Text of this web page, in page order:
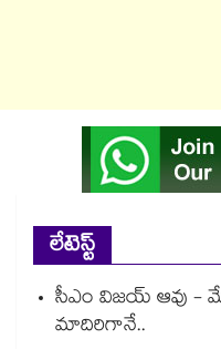
లేటెస్ట్
సీఎం విజయ్ ఆవు -
మాదిరిగానే..